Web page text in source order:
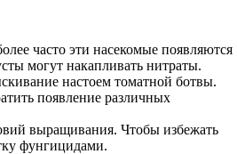
часто эти насекомые появляются
могут накапливать нитраты.
настоем томатной ботвы.
появление различных
выращивания. Чтобы избежать
фунгицидами.